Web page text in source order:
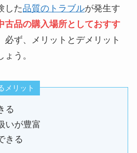
した品質のトラブルが発生す
古品の購入場所としておすす
必ず、メリットとデメリット
う。
メリット
る
いが豊富
きる